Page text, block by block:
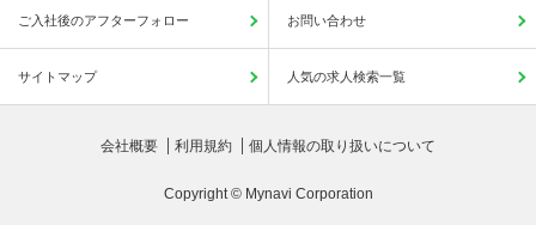
ご入社後のアフターフォロー お問い合わせ
サイトマップ 人気の求人検索一覧
会社概要 利用規約 個人情報の取り扱いについて
Copyright © Mynavi Corporation